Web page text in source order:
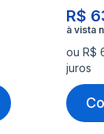
R$
ou R$
juros